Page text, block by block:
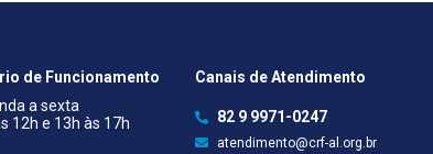
de Funcionamento
a sexta
12h e 13h às 17h
Canais de Atendimento
82 9 9971-0247
atendimento@crf-al.org.br